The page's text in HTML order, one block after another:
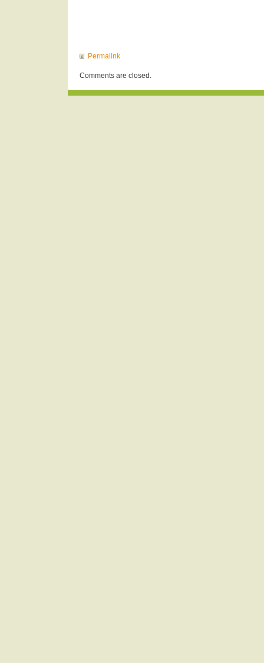
Permalink
Comments are closed.